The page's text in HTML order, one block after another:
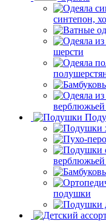
синтепон,
шерсти
подушки